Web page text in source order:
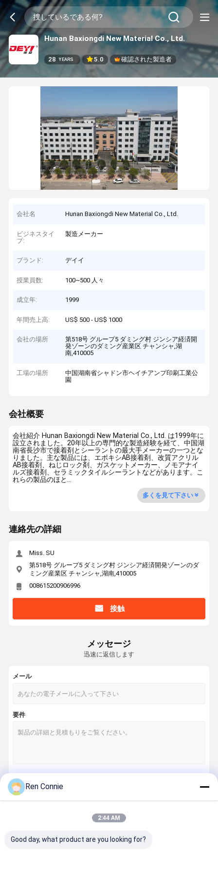
Hunan Baxiongdi New Material Co., Ltd.
28 YEARS 5.0 確認された製造者
会社名 Hunan Baxiongdi New Material Co., Ltd.
ビジネスタイ
プ:
製造メーカー
ブランド: デイイ
授業員数: 100~500 人々
成立年: 1999
年間売上高: US$ 500 - US$ 1000
会社の場所
第518号 グループ5 ダミング村 ジンシア経済開
発ゾーンのダミング産業区 チャンシャ,湖
南,410005
工場の場所
中国湖南省シャドン市ヘイチアンプ印刷工業公
園
会社概要
会社紹介 Hunan Baxiongdi New Material Co., Ltd. は1999年に
設立されました。20年以上の専門的な製造経験を経て、中国湖
南省長沙市で接着剤とシーラントの最大手メーカーの一つとな
りました。主な製品には、エポキシAB接着剤、改質アクリル
AB接着剤、ねじロック剤、ガスケットメーカー、ノモアナイ
ルズ接着剤、セラミックタイルシーラントなどがあります。こ
れらの製品のほと...
多くを見て下さい
連絡先の詳細
Miss. SU
第518号 グループ5 ダミング村 ジンシア経済開発ゾーンのダ
ミング産業区 チャンシャ,湖南,410005
008615200906996
接触
メッセージ
迅速に返信します
メール
要件
Ren Connie
2:44 AM
Good day, what product are you looking for?